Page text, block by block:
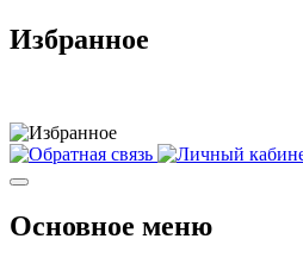
Избранное
Основное меню